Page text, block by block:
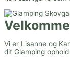
Vi er Lisanne og
dit Glamping